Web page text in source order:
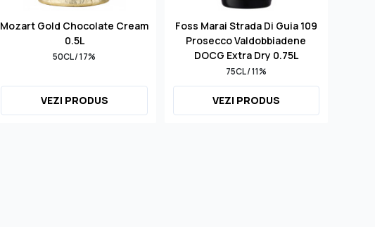
Mozart Gold Chocolate Cream
0.5L
50CL / 17%
VEZI PRODUS
Foss Marai Strada Di Guia 109
Prosecco Valdobbiadene
DOCG Extra Dry 0.75L
75CL / 11%
VEZI PRODUS